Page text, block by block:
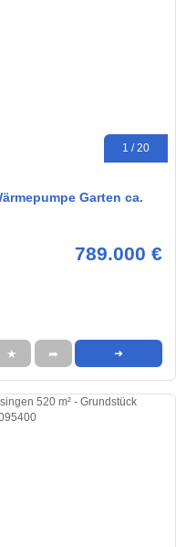
1 / 20
Garten ca.
789.000 €
★ ➦ ➜